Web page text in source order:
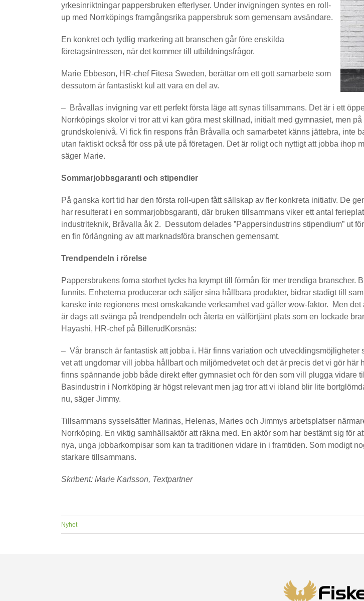
yrkesinriktningar pappersbruken efterlyser. Under invigningen syntes en roll-
up med Norrköpings framgångsrika pappersbruk som gemensam avsändare.
En konkret och tydlig markering att branschen går före enskilda
företagsintressen, när det kommer till utbildningsfrågor.
Marie Ebbeson, HR-chef Fitesa Sweden, berättar om ett gott samarbete som
dessutom är fantastiskt kul att vara en del av.
– Bråvallas invigning var ett perfekt första läge att synas tillsammans. Det är i ett
Norrköpings skolor vi tror att vi kan göra mest skillnad, initialt med gymnasiet, men på
grundskolenivå. Vi fick fin respons från Bråvalla och samarbetet känns jättebra, inte
utan faktiskt också för oss på ute på företagen. Det är roligt och nyttigt att jobba ihop
säger Marie.
Sommarjobbsgaranti och stipendier
På ganska kort tid har den första roll-upen fått sällskap av fler konkreta initiativ. De
har resulterat i en sommarjobbsgaranti, där bruken tillsammans viker ett antal
industriteknik, Bråvalla åk 2. Dessutom delades ”Pappersindustrins stipendium” ut
en fin förlängning av att marknadsföra branschen gemensamt.
Trendpendeln i rörelse
Pappersbrukens forna storhet tycks ha krympt till förmån för mer trendiga branscher.
funnits. Enheterna producerar och säljer sina hållbara produkter, bidrar stadigt till
kanske inte regionens mest omskakande verksamhet vad gäller wow-faktor. Men det
är dags att svänga på trendpendeln och återta en välförtjänt plats som en lockade
Hayashi, HR-chef på BillerudKorsnäs:
– Vår bransch är fantastisk att jobba i. Här finns variation och utvecklingsmöjligheter
vet att ungdomar vill jobba hållbart och miljömedvetet och det är precis det vi gör här
finns spännande jobb både direkt efter gymnasiet och för den som vill plugga vidare
Basindustrin i Norrköping är högst relevant men jag tror att vi ibland blir lite
nu, säger Jimmy.
Tillsammans sysselsätter Marinas, Helenas, Maries och Jimmys arbetsplatser
Norrköping. En viktig samhällsaktör att räkna med. En aktör som har bestämt sig för
nya, unga jobbarkompisar som kan ta traditionen vidare in i framtiden. Som modigt
starkare tillsammans.
Skribent: Marie Karlsson, Textpartner
Nyhet